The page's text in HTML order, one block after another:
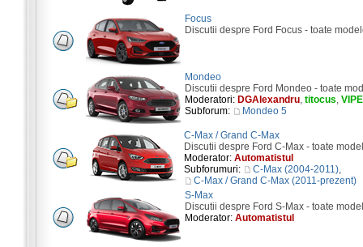
Focus
Discutii despre Ford Focus - toate
Mondeo
Discutii despre Ford Mondeo - toate
Moderatori: DGAlexandru, titocus,
Subforum:
Mondeo 5
C-Max / Grand C-Max
Discutii despre Ford C-Max - toate
Moderator: Automatistul
Subforumuri:
C-Max (2004-2011),
C-Max / Grand C-Max (2011-prezent)
S-Max
Discutii despre Ford S-Max - toate
Moderator: Automatistul